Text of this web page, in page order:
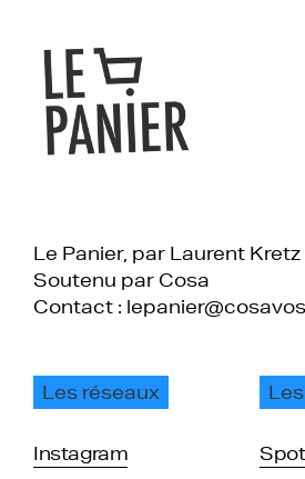
Le Panier, par Laurent Kretz
Soutenu par Cosa
Contact :
Les réseaux
Instagram